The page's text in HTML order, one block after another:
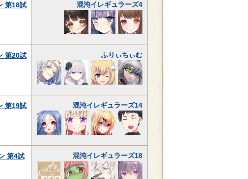
第18試
混沌イレギュラーズ4
第20試
ふりぃちぃむ
第19試
混沌イレギュラーズ14
第4試
混沌イレギュラーズ18